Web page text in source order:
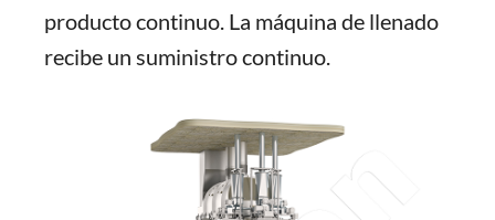
producto continuo. La máquina de llenado
recibe un suministro continuo.